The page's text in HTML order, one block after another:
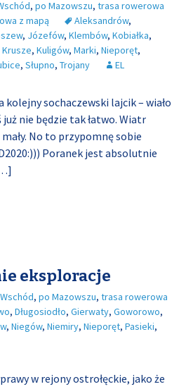
, po Mazowszu, trasa rowerowa
z mapą Aleksandrów,
, Józefów, Klembów, Kobiałka,
Krusze, Kuligów, Marki, Nieporęt,
, Słupno, Trojany EL
kolejny sochaczewski lajcik – wiało
nie będzie tak łatwo. Wiatr
No to przypomnę sobie
Poranek jest absolutnie
eksploracje
, po Mazowszu, trasa rowerowa
, Długosiodło, Gierwaty, Goworowo,
, Niegów, Niemiry, Nieporęt, Pasieki,
w rejony ostrołęckie, jako że